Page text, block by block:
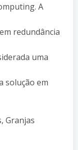
A
redundância
uma
solução em
Granjas